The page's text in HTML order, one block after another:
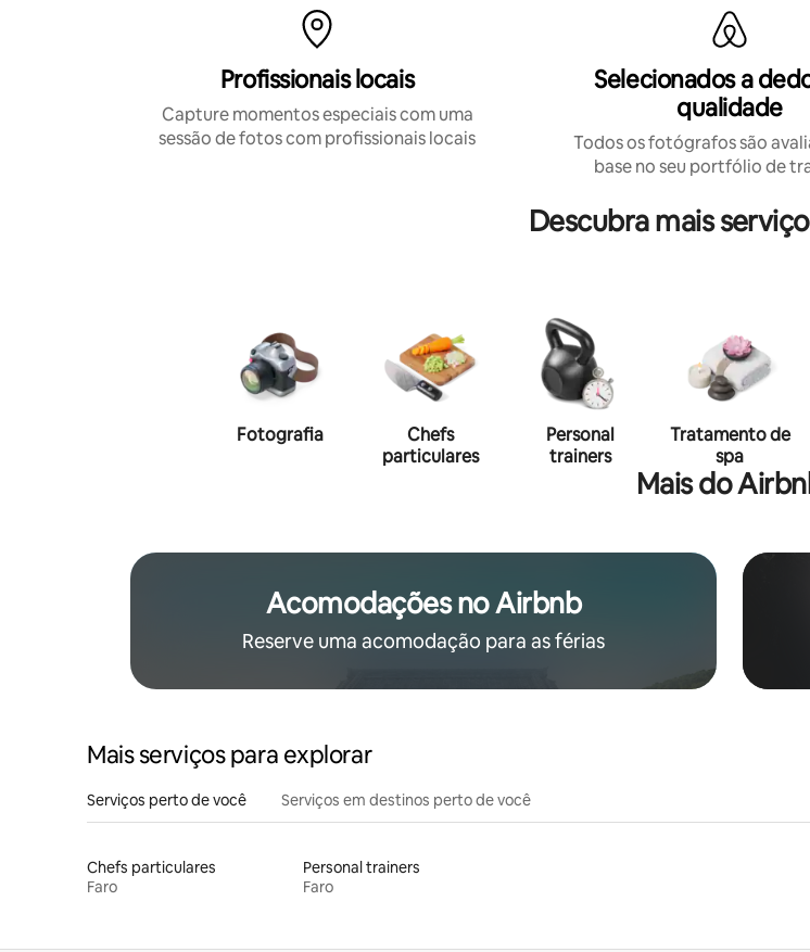
Profissionais locais
Capture momentos especiais com uma
sessão de fotos com profissionais locais
Selecionados a
qualidade
Todos os fotógrafos são
base no seu portfólio de
Descubra mais
Fotografia
Chefs
particulares
Personal
trainers
Tratamento de
spa
Mais do
Acomodações no Airbnb
Reserve uma acomodação para as férias
Mais serviços para explorar
Serviços perto de você Serviços em destinos perto de você
Chefs particulares
Faro
Personal trainers
Faro